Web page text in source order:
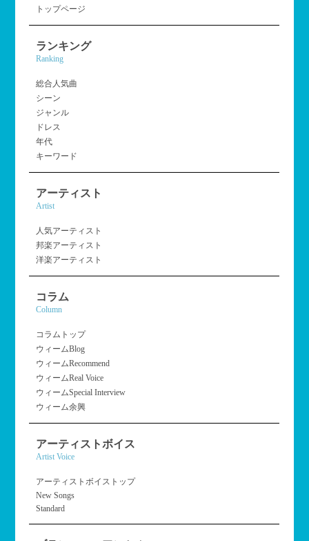
トップページ
ランキング
Ranking
総合人気曲
シーン
ジャンル
ドレス
年代
キーワード
アーティスト
Artist
人気アーティスト
邦楽アーティスト
洋楽アーティスト
コラム
Column
コラムトップ
ウィームBlog
ウィームRecommend
ウィームReal Voice
ウィームSpecial Interview
ウィーム余興
アーティストボイス
Artist Voice
アーティストボイストップ
New Songs
Standard